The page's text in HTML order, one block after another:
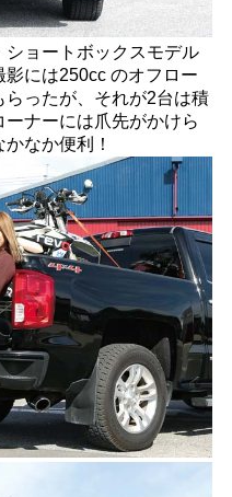
ョートボックスモデル
には250cc のオフロー
らったが、それが2台は積
ナーには爪先がかけら
なか便利！